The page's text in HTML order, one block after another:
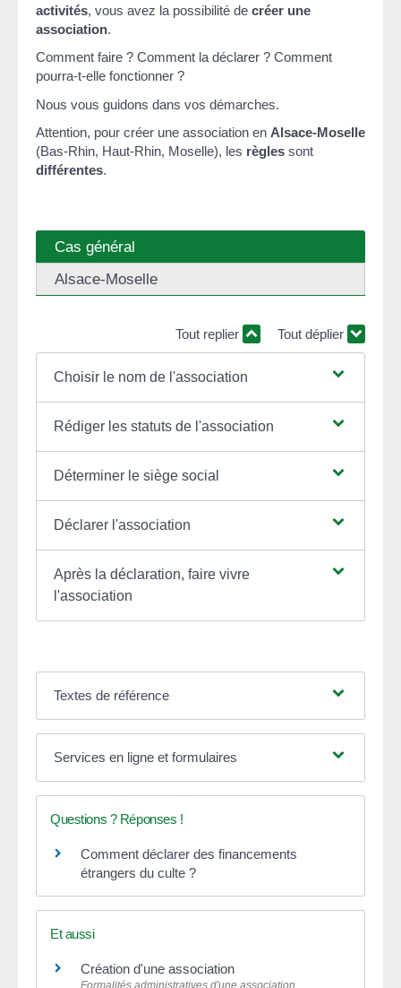
activités, vous avez la possibilité de créer une
association.
Comment faire ? Comment la déclarer ? Comment
pourra-t-elle fonctionner ?
Nous vous guidons dans vos démarches.
Attention, pour créer une association en Alsace-Moselle
(Bas-Rhin, Haut-Rhin, Moselle), les règles sont
différentes.
Cas général
Alsace-Moselle
Tout replier Tout déplier
Choisir le nom de l'association
Rédiger les statuts de l'association
Déterminer le siège social
Déclarer l'association
Après la déclaration, faire vivre
l'association
Textes de référence
Services en ligne et formulaires
Questions ? Réponses !
Comment déclarer des financements
étrangers du culte ?
Et aussi
Création d'une association
Formalités administratives d'une association